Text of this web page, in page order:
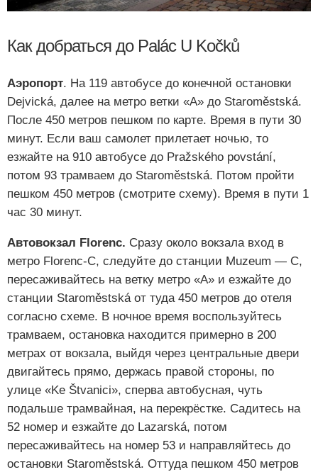
Как добраться до Palác U Kočků
Аэропорт. На 119 автобусе до конечной остановки
Dejvická, далее на метро ветки «А» до Staroměstská.
После 450 метров пешком по карте. Время в пути 30
минут. Если ваш самолет прилетает ночью, то
езжайте на 910 автобусе до Pražského povstání,
потом 93 трамваем до Staroměstská. Потом пройти
пешком 450 метров (смотрите схему). Время в пути 1
час 30 минут.
Автовокзал Florenc. Сразу около вокзала вход в
метро Florenc-С, следуйте до станции Muzeum — C,
пересаживайтесь на ветку метро «А» и езжайте до
станции Staroměstská от туда 450 метров до отеля
согласно схеме. В ночное время воспользуйтесь
трамваем, остановка находится примерно в 200
метрах от вокзала, выйдя через центральные двери
двигайтесь прямо, держась правой стороны, по
улице «Ke Štvanici», сперва автобусная, чуть
подальше трамвайная, на перекрёстке. Садитесь на
52 номер и езжайте до Lazarská, потом
пересаживайтесь на номер 53 и направляйтесь до
остановки Staroměstská. Оттуда пешком 450 метров